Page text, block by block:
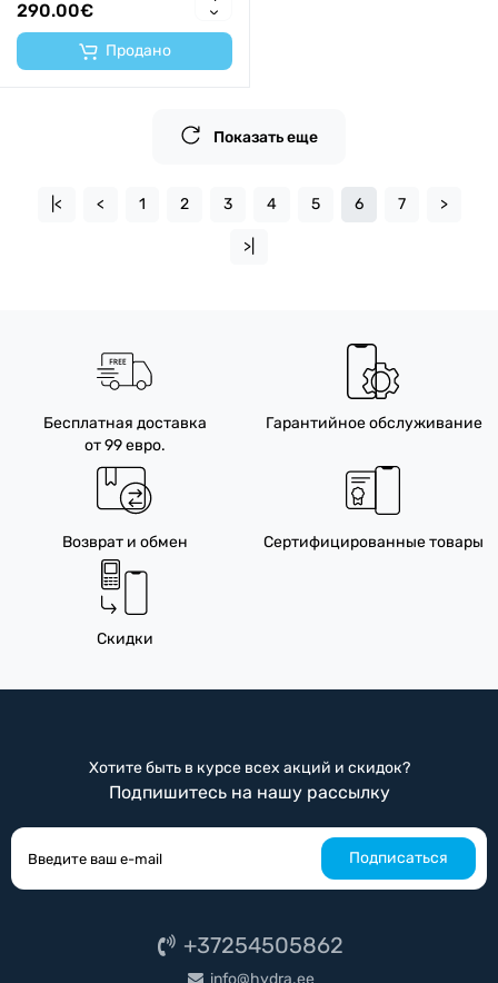
290.00€
Продано
Показать еще
|< < 1 2 3 4 5 6 7 >
>|
Бесплатная доставка
от 99 евро.
Гарантийное обслуживание
Возврат и обмен Сертифицированные товары
Скидки
Хотите быть в курсе всех акций и скидок?
Подпишитесь на нашу рассылку
Подписаться
+37254505862